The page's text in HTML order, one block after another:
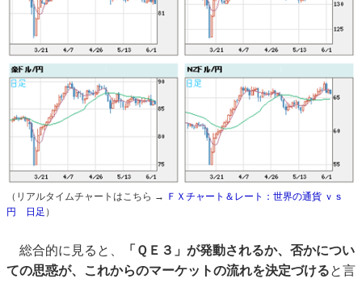
（リアルタイムチャートはこちら → ＦＸチャート＆レート：世界の通貨 ｖｓ
円 日足 ）
総合的に見ると、
「ＱＥ３」が発動されるか、否かについ
ての思惑が、これからのマーケットの流れを決定づけると言